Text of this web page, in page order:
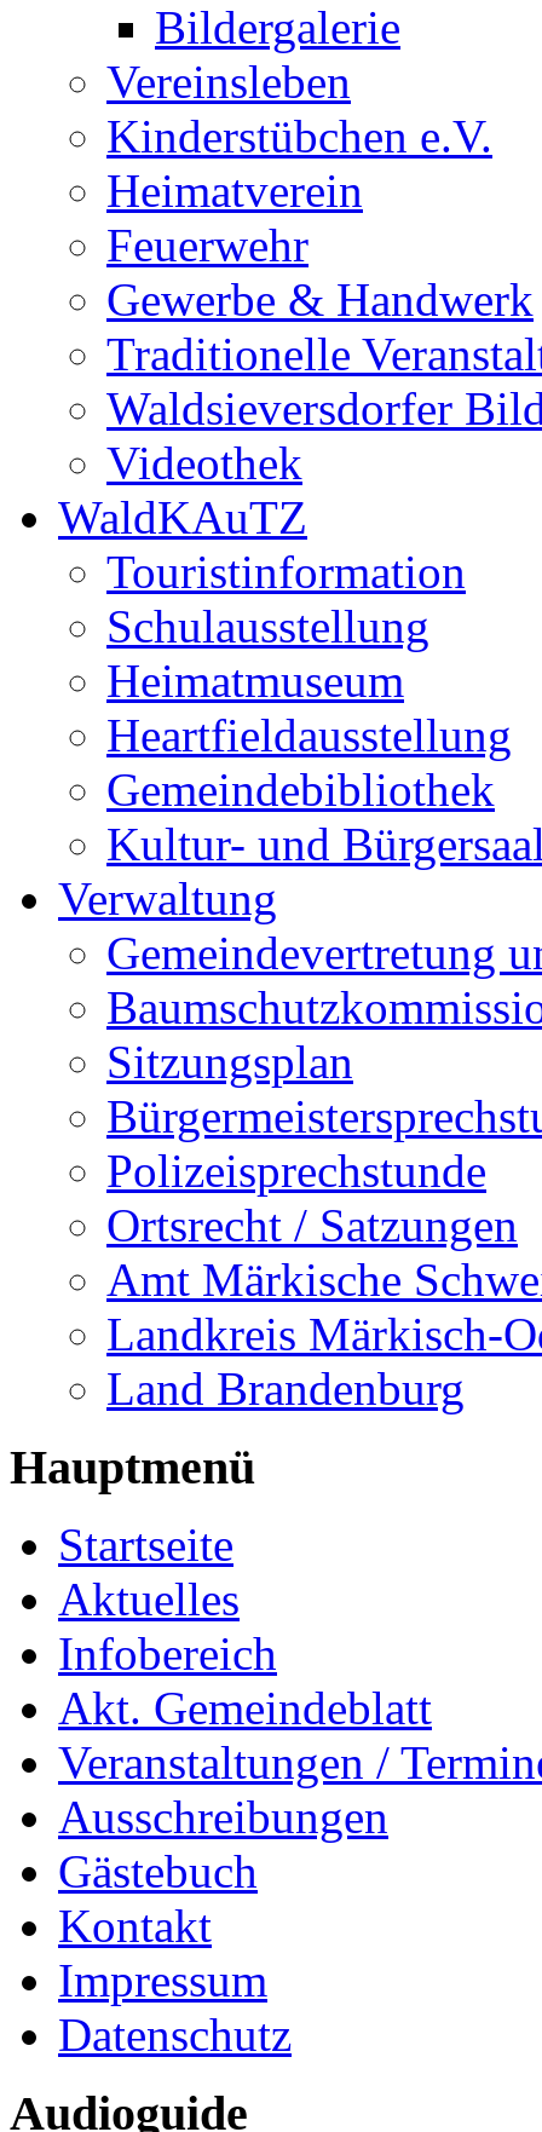
Bildergalerie
Vereinsleben
Kinderstübchen e.V.
Heimatverein
Feuerwehr
Gewerbe & Handwerk
Traditionelle
Waldsieversdorfer
Videothek
WaldKAuTZ
Touristinformation
Schulausstellung
Heimatmuseum
Heartfieldausstellung
Gemeindebibliothek
Kultur- und
Verwaltung
Gemeindevertretung
Sitzungsplan
Polizeisprechstunde
Ortsrecht / Satzungen
Amt Märkische
Landkreis Märkisch-
Land Brandenburg
Hauptmenü
Startseite
Aktuelles
Infobereich
Akt. Gemeindeblatt
Veranstaltungen /
Ausschreibungen
Gästebuch
Kontakt
Impressum
Datenschutz
Audioguide